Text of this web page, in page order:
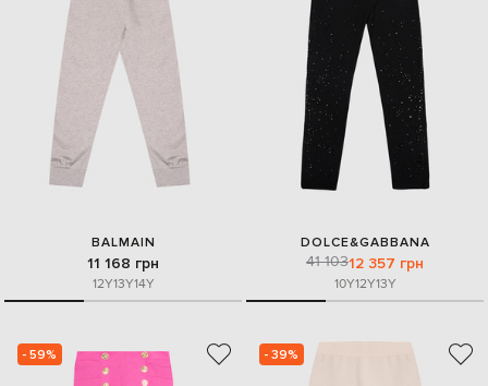
BALMAIN
11 168 грн
12Y13Y14Y
DOLCE&GABBANA
41 10312 357 грн
10Y12Y13Y
- 59% - 39%